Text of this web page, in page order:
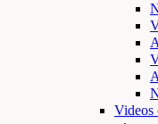
Videos